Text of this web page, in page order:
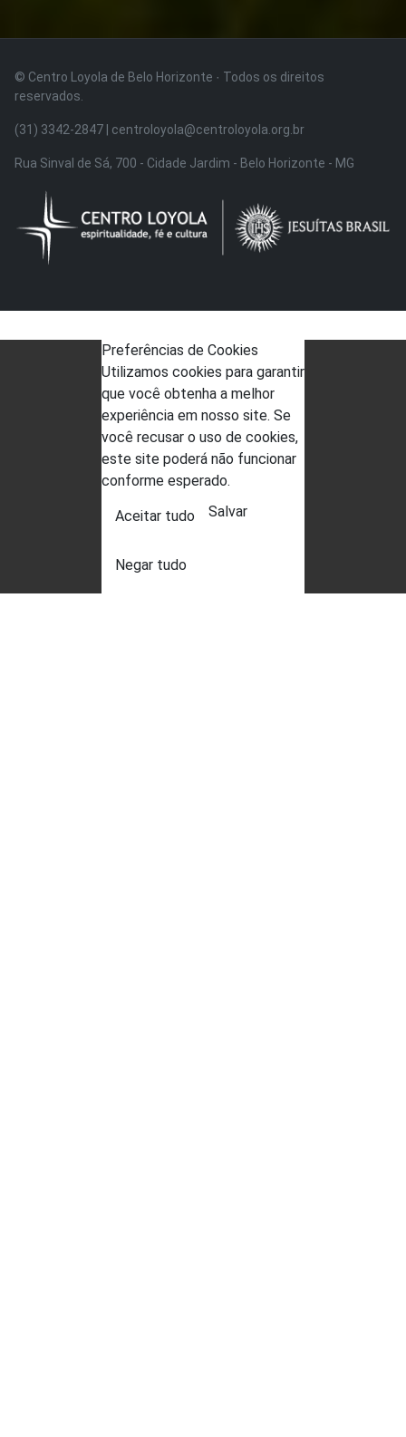
© Centro Loyola de Belo Horizonte · Todos os direitos
reservados.
(31) 3342-2847 | centroloyola@centroloyola.org.br
Rua Sinval de Sá, 700 - Cidade Jardim - Belo Horizonte - MG
Preferências de Cookies
Utilizamos cookies para garantir
que você obtenha a melhor
experiência em nosso site. Se
você recusar o uso de cookies,
este site poderá não funcionar
conforme esperado.
Aceitar tudo
Negar tudo
Salvar